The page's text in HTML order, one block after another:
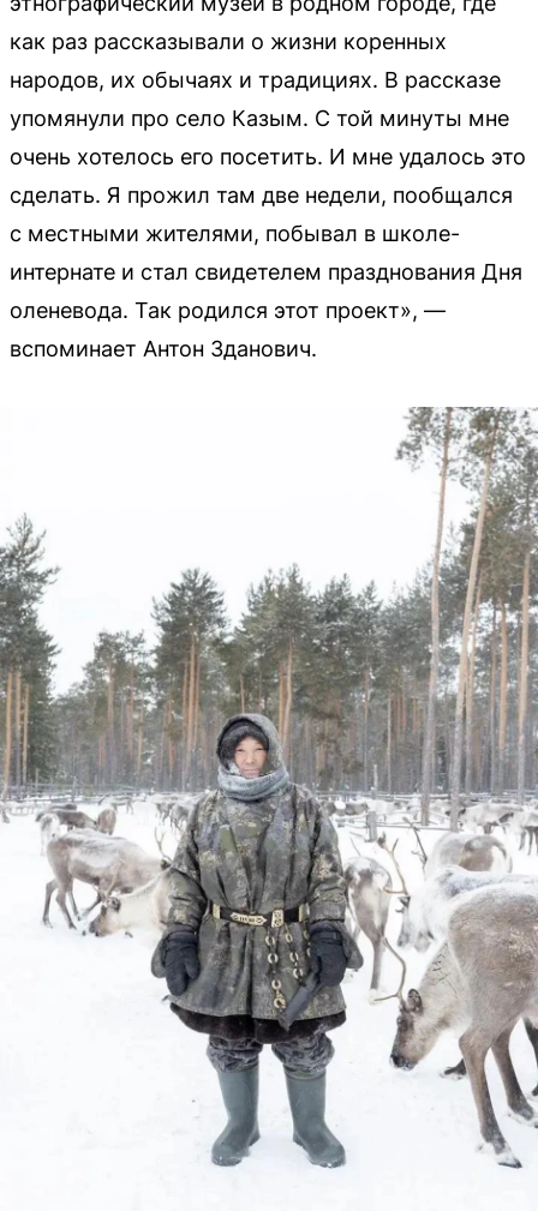
как раз рассказывали о жизни коренных
народов, их обычаях и традициях. В рассказе
упомянули про село Казым. С той минуты мне
очень хотелось его посетить. И мне удалось это
сделать. Я прожил там две недели, пообщался
с местными жителями, побывал в школе-
интернате и стал свидетелем празднования Дня
оленевода. Так родился этот проект», —
вспоминает Антон Зданович.